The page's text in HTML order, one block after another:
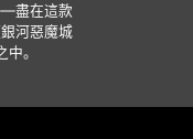
盡在這款
河惡魔城
中。